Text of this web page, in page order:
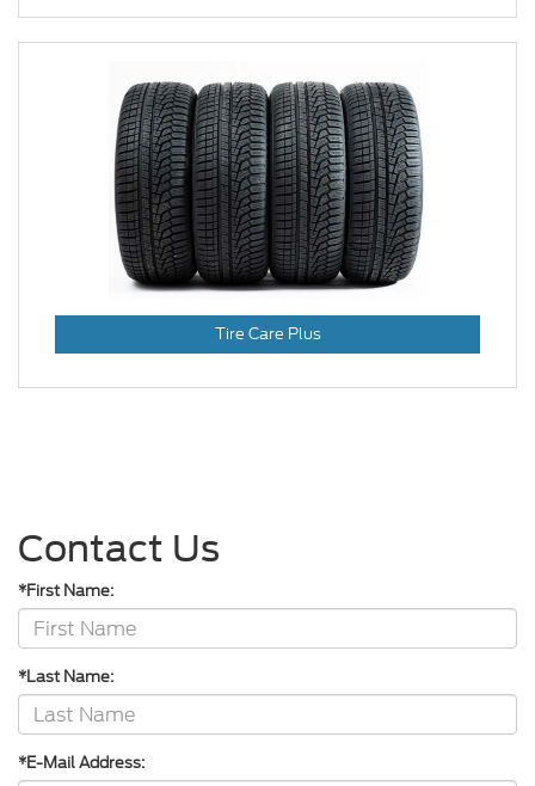
Tire Care Plus
Contact Us
*First Name:
*Last Name:
*E-Mail Address: